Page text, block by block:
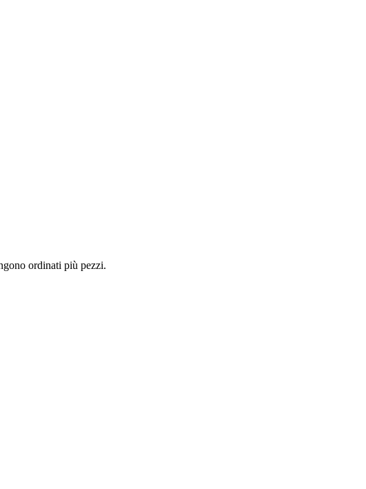
ordinati più pezzi.